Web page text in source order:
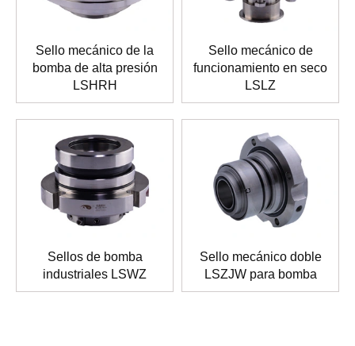
Sello mecánico de la
bomba de alta presión
LSHRH
Sello mecánico de
funcionamiento en seco
LSLZ
Sellos de bomba
industriales LSWZ
Sello mecánico doble
LSZJW para bomba